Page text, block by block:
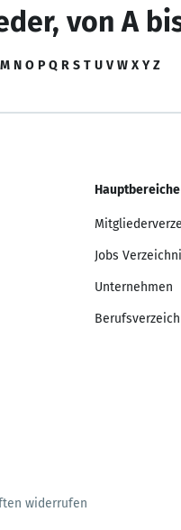
von A
M N O P Q R S T U V W X Y Z
Hauptbereiche
Jobs
Unternehmen
widerrufen